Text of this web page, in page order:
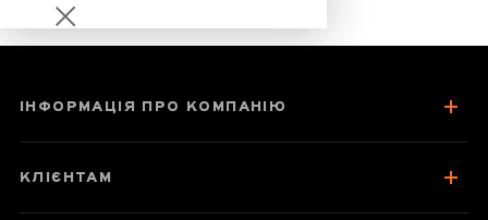
ІНФОРМАЦІЯ ПРО КОМПАНІЮ
КЛІЄНТАМ